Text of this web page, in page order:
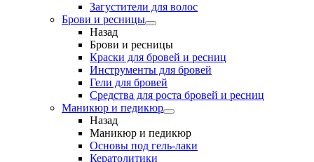
Загустители для волос
Брови и ресницы
Назад
Брови и ресницы
Краски для бровей и ресниц
Инструменты для бровей
Гели для бровей
Средства для роста бровей и ресниц
Маникюр и педикюр
Назад
Маникюр и педикюр
Основы под гель-лаки
Кератолитики